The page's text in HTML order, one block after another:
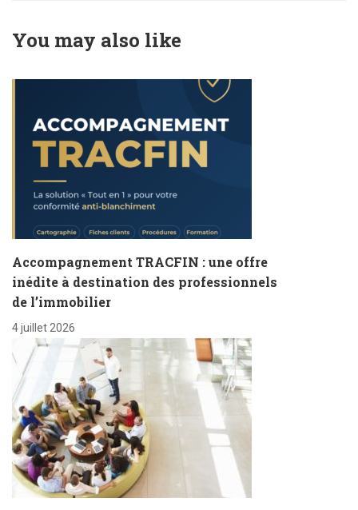
octobre 2019 !
You may also like
Accompagnement TRACFIN : une offre
inédite à destination des professionnels
de l’immobilier
4 juillet 2026